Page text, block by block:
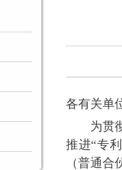
各有关单
为贯
推进“专
（普通